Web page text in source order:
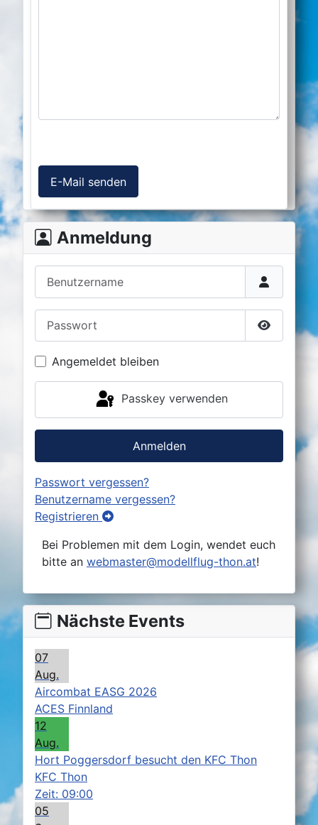
Nächste Events
07
Aug.
Aircombat EASG 2026
ACES Finnland
12
Aug.
Hort Poggersdorf besucht den KFC Thon
KFC Thon
Zeit: 09:00
05
E-Mail senden
Anmeldung
Passwort
Angemeldet bleiben
Passkey verwenden
Anmelden
Passwort vergessen?
Benutzername vergessen?
Registrieren
Bei Problemen mit dem Login, wendet euch
bitte an webmaster@modellflug-thon.at!